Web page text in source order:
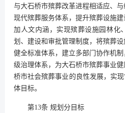
与大石桥市殡葬改革进程相适应、
现代殡葬服务体系，提升殡葬设施
加人文内涵，实现殡葬设施园林化
划、建设和审批管理制度，将殡葬设
健全标准体系，建立多部门协作机
级治理体系，为大石桥市殡葬事业
桥市社会殡葬事业的良性发展，实
体目标。
第13条 规划分目标